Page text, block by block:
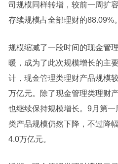
司规模同样转增，较前一周扩
存续规模占全部理财的88.09%。
规模缩减了一段时间的现金管
暖，成为了此次规模增长的主
计，现金管理类理财产品规模
万亿元。除了现金管理类理财
也继续保持规模增长。9月第
类产品规模仍然下降，不过降
4.0万亿元。